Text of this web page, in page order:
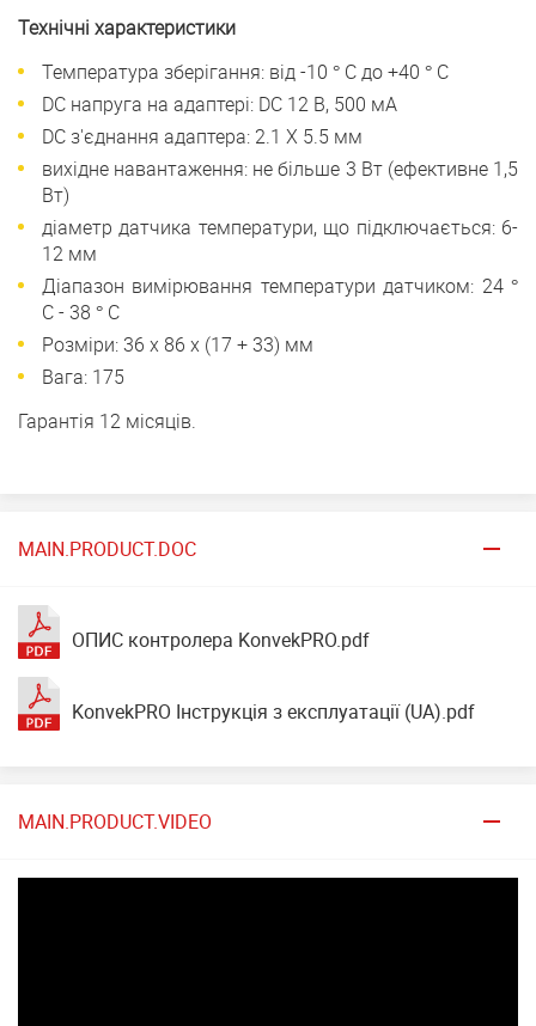
Технічні характеристики
Температура зберігання: від -10 ° C до +40 ° C
DC напруга на адаптері: DC 12 В, 500 мА
DC з'єднання адаптера: 2.1 X 5.5 мм
вихідне навантаження: не більше 3 Вт (ефективне 1,5
Вт)
діаметр датчика температури, що підключається: 6-
12 мм
Діапазон вимірювання температури датчиком: 24 °
C - 38 ° C
Розміри: 36 х 86 х (17 + 33) мм
Вага: 175
Гарантія 12 місяців.
MAIN.PRODUCT.DOC
ОПИС контролера KonvekPRO.pdf
KonvekPRO Інструкція з експлуатації (UA).pdf
MAIN.PRODUCT.VIDEO